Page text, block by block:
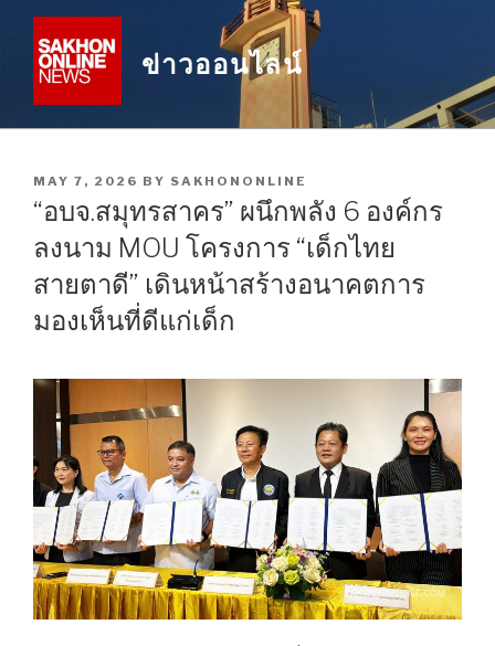
content
ข่าวออนไลน์
POSTED
ON
MAY 7, 2026 BY SAKHONONLINE
“อบจ.สมุทรสาคร” ผนึกพลัง 6 องค์กร
ลงนาม MOU โครงการ “เด็กไทย
สายตาดี” เดินหน้าสร้างอนาคตการ
มองเห็นที่ดีแก่เด็ก